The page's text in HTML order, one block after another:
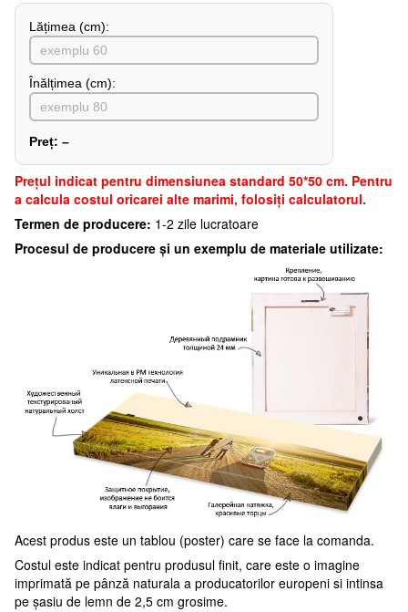
Lățimea (сm):
Înălțimea (cm):
Preț: –
Preţul indicat pentru dimensiunea standard 50*50 cm. Pentru
a calcula costul oricarei alte marimi, folosiți calculatorul.
Termen de producere: 1-2 zile lucratoare
Procesul de producere și un exemplu de materiale utilizate:
Acest produs este un tablou (poster) care se face la comanda.
Costul este indicat pentru produsul finit, care este o imagine
imprimată pe pânză naturala a producatorilor europeni si intinsa
pe șasiu de lemn de 2,5 cm grosime.